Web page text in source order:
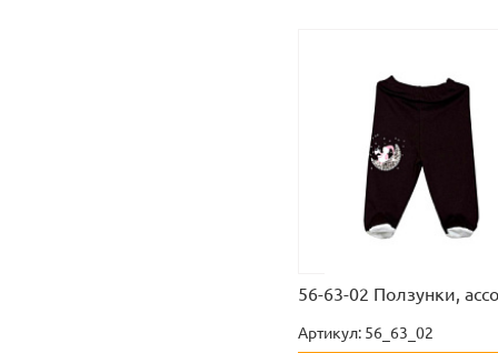
56-63-02 Ползунки,
Артикул: 56_63_02